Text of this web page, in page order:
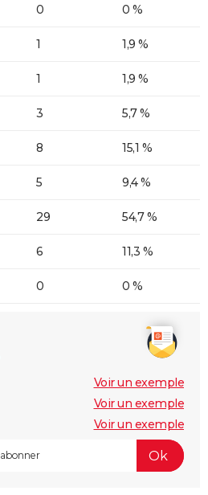
0 0 %
1 1,9 %
1 1,9 %
3 5,7 %
8 15,1 %
5 9,4 %
29 54,7 %
6 11,3 %
0 0 %
Voir un exemple
Voir un exemple
Voir un exemple